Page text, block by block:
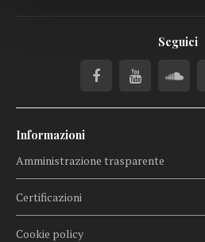
Seguici
Informazioni
Amministrazione trasparente
Certificazioni
Cookie policy